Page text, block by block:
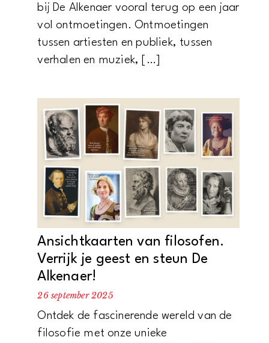
bij De Alkenaer vooral terug op een jaar
vol ontmoetingen. Ontmoetingen
tussen artiesten en publiek, tussen
verhalen en muziek, […]
Ansichtkaarten van filosofen.
Verrijk je geest en steun De
Alkenaer!
26 september 2025
Ontdek de fascinerende wereld van de
filosofie met onze unieke